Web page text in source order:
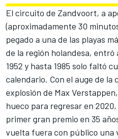
El circuito de Zandvoort, a
(aproximadamente 30
pegado a una de las playas
de la región holandesa, entró
1952 y hasta 1985 solo faltó
calendario. Con el auge de la
explosión de Max
hueco para regresar en
primer gran premio en 35
vuelta fuera con público una